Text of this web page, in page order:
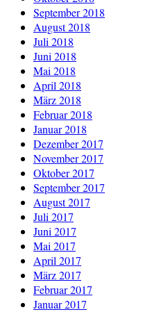
September 2018
August 2018
Juli 2018
Juni 2018
Mai 2018
April 2018
März 2018
Februar 2018
Januar 2018
Dezember 2017
November 2017
Oktober 2017
September 2017
August 2017
Juli 2017
Juni 2017
Mai 2017
April 2017
März 2017
Februar 2017
Januar 2017